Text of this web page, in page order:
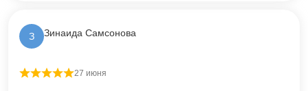
З Зинаида Самсонова
Оценка 5из 5
27 июня